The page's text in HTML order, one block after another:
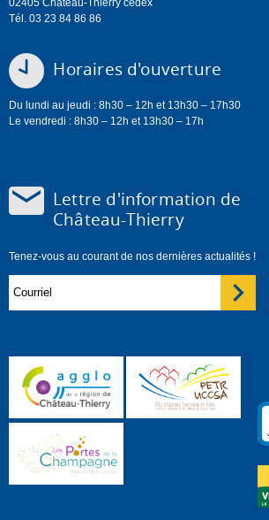
Tél. 03 23 84 86 86
Horaires d'ouverture
Du lundi au jeudi : 8h30 – 12h et 13h30 – 17h30
Le vendredi : 8h30 – 12h et 13h30 – 17h
Lettre d'information de
Château-Thierry
Tenez-vous au courant de nos dernières actualités !